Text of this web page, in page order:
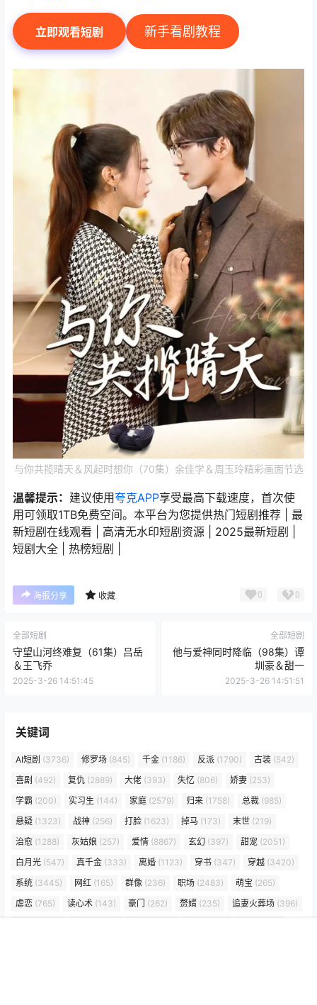
立即观看短剧 新手看剧教程
与你共揽晴天＆风起时想你（70集）余佳学＆周玉玲精彩画面节选
温馨提示： 建议使用夸克APP享受最高下载速度，首次使
用可领取1TB免费空间。本平台为您提供热门短剧推荐 | 最
新短剧在线观看 | 高清无水印短剧资源 | 2025最新短剧 |
短剧大全 | 热榜短剧 |
海报分享 收藏 0 0
全部短剧
守望山河终难复（61集）吕岳
＆王飞乔
2025-3-26 14:51:45
全部短剧
他与爱神同时降临（98集）谭
圳豪＆甜一
2025-3-26 14:51:51
关键词
AI短剧 (3736) 修罗场 (845) 千金 (1186) 反派 (1790) 古装 (542)
喜剧 (492) 复仇 (2889) 大佬 (393) 失忆 (806) 娇妻 (253)
学霸 (200) 实习生 (144) 家庭 (2579) 归来 (1758) 总裁 (985)
悬疑 (1323) 战神 (256) 打脸 (1623) 掉马 (173) 末世 (219)
治愈 (1288) 灰姑娘 (257) 爱情 (8867) 玄幻 (397) 甜宠 (2051)
白月光 (547) 真千金 (333) 离婚 (1123) 穿书 (347) 穿越 (3420)
系统 (3445) 网红 (165) 群像 (236) 职场 (2483) 萌宝 (265)
虐恋 (765) 读心术 (143) 豪门 (262) 赘婿 (235) 追妻火葬场 (396)